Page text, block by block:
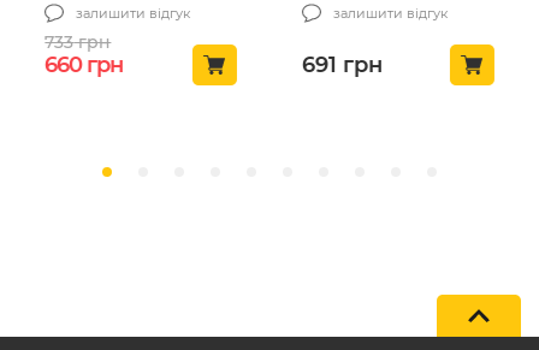
залишити відгук
733грн
Оригінальна ціна: 733 грн.
660грнПоточна ціна: 660 грн.
Fade Air Freshener &
Odor Eliminator 473мл
залишити відгук
691грн